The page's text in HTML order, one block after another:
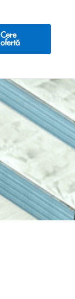
Cere
ofertă